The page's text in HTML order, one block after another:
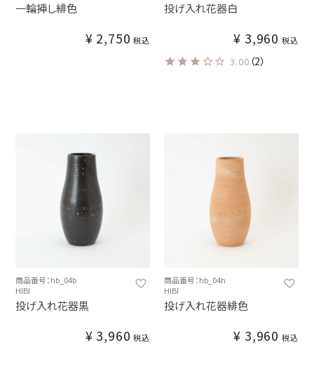
一輪挿し緋色
¥ 2,750 税込
投げ入れ花器白
¥ 3,960 税込
3.00 （2）
商品番号：hb_04b
HIBI
投げ入れ花器黒
¥ 3,960 税込
商品番号：hb_04h
HIBI
投げ入れ花器緋色
¥ 3,960 税込